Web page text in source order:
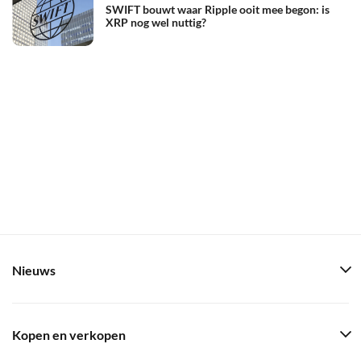
SWIFT bouwt waar Ripple ooit mee begon: is
XRP nog wel nuttig?
Nieuws
Kopen en verkopen